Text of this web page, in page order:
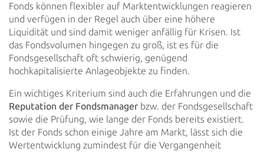
Fonds können flexibler auf Marktentwicklungen reagieren
und verfügen in der Regel auch über eine höhere
Liquidität und sind damit weniger anfällig für Krisen. Ist
das Fondsvolumen hingegen zu groß, ist es für die
Fondsgesellschaft oft schwierig, genügend
hochkapitalisierte Anlageobjekte zu finden.
Ein wichtiges Kriterium sind auch die Erfahrungen und die
Reputation der Fondsmanager bzw. der Fondsgesellschaft
sowie die Prüfung, wie lange der Fonds bereits existiert.
Ist der Fonds schon einige Jahre am Markt, lässt sich die
Wertentwicklung zumindest für die Vergangenheit